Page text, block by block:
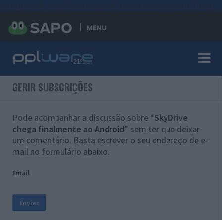
MENU
GERIR SUBSCRIÇÕES
Pode acompanhar a discussão sobre “SkyDrive
chega finalmente ao Android” sem ter que deixar
um comentário. Basta escrever o seu endereço de e-
mail no formulário abaixo.
Email